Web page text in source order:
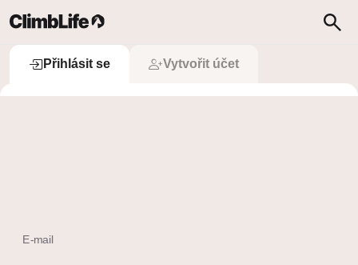
Vyhledávání
Přihlásit se
Přihlásit se Vytvořit účet
E-mail
Upozornění